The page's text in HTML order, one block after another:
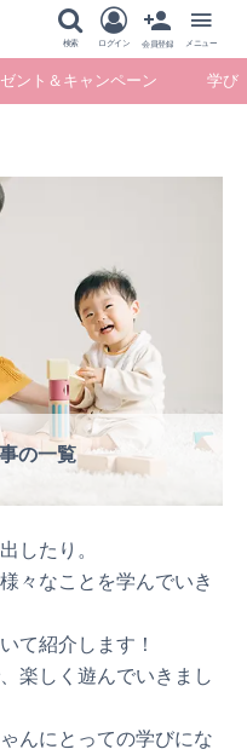
検索 ログイン 会員登録 メニュー
ント＆キャンペーン 学び
の一覧
したり。
々なことを学んでいき
て紹介します！
楽しく遊んでいきまし
んにとっての学びにな
ゼント＆キ
ペーン
学び